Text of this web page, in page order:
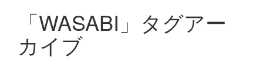
「WASABI」タグアー
カイブ